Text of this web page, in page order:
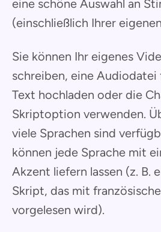
eine schöne Auswahl an
(einschließlich Ihrer
Sie können Ihr eigenes
schreiben, eine
Text hochladen oder die
Skriptoption verwenden.
viele Sprachen sind
können jede Sprache mit
Akzent liefern lassen (z. B.
Skript, das mit
vorgelesen wird).